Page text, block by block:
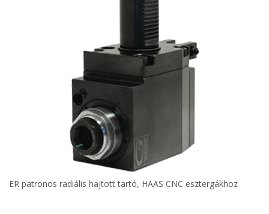
ER patronos radiális hajtott tartó, HAAS CNC esztergákhoz